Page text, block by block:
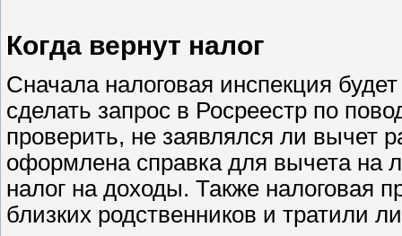
Когда вернут налог
Сначала налоговая инспекция
сделать запрос в Росреестр по
проверить, не заявлялся ли вычет
оформлена справка для вычета на
налог на доходы. Также налоговая
близких родственников и тратили